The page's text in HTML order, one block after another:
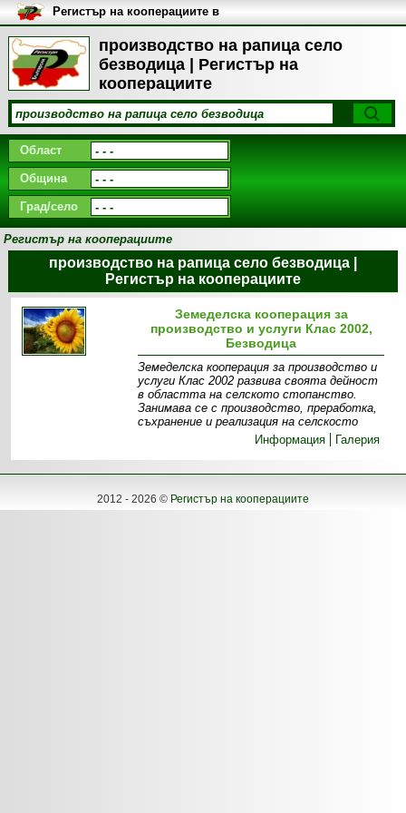
производство на рапица село
безводица | Регистър на
кооперациите
Регистър на кооперациите в
България
Област
Община
Град/село
Регистър на кооперациите
производство на рапица село безводица |
Регистър на кооперациите
Земеделска кооперация за
производство и услуги Клас 2002,
Безводица
Земеделска кооперация за производство и
услуги Клас 2002 развива своята дейност
в областта на селското стопанство.
Занимава се с производство, преработка,
съхранение и реализация на селскосто
Информация
Галерия
2012 - 2026 © Регистър на кооперациите